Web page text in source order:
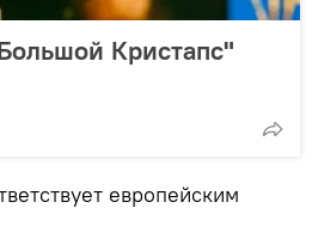
Кристапс"
европейским